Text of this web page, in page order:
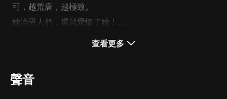
可，越荒唐，越極致。
她滴男人們，還就愛慘了她！
查看更多
聲音